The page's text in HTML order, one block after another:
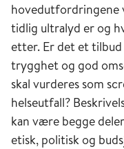
hovedutfordringene
tidlig ultralyd er og
etter. Er det et tilbud
trygghet og god
skal vurderes som
helseutfall?
kan være begge
etisk, politisk og